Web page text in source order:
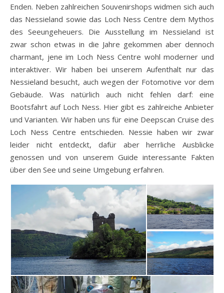
Enden. Neben zahlreichen Souvenirshops widmen sich auch
das Nessieland sowie das Loch Ness Centre dem Mythos
des Seeungeheuers. Die Ausstellung im Nessieland ist
zwar schon etwas in die Jahre gekommen aber dennoch
charmant, jene im Loch Ness Centre wohl moderner und
interaktiver. Wir haben bei unserem Aufenthalt nur das
Nessieland besucht, auch wegen der Fotomotive vor dem
Gebäude. Was natürlich auch nicht fehlen darf: eine
Bootsfahrt auf Loch Ness. Hier gibt es zahlreiche Anbieter
und Varianten. Wir haben uns für eine Deepscan Cruise des
Loch Ness Centre entschieden. Nessie haben wir zwar
leider nicht entdeckt, dafür aber herrliche Ausblicke
genossen und von unserem Guide interessante Fakten
über den See und seine Umgebung erfahren.